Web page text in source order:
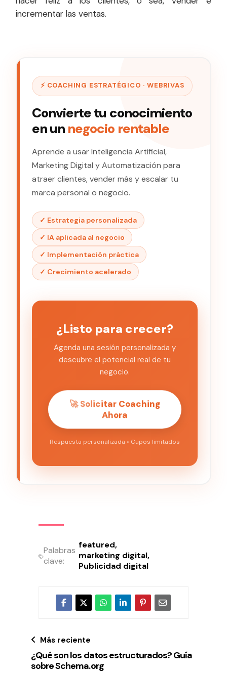
incrementar las ventas.
⚡ COACHING ESTRATÉGICO · WEBRIVAS
Convierte tu conocimiento
en un negocio rentable
Aprende a usar Inteligencia Artificial,
Marketing Digital y Automatización para
atraer clientes, vender más y escalar tu
marca personal o negocio.
✓ Estrategia personalizada
✓ IA aplicada al negocio
✓ Implementación práctica
✓ Crecimiento acelerado
¿Listo para crecer?
Agenda una sesión personalizada y
descubre el potencial real de tu
negocio.
🚀 Solicitar Coaching
Ahora
Respuesta personalizada • Cupos limitados
Palabras
clave:
featured
marketing digital
Publicidad digital
Más reciente
¿Qué son los datos estructurados? Guía
sobre Schema.org